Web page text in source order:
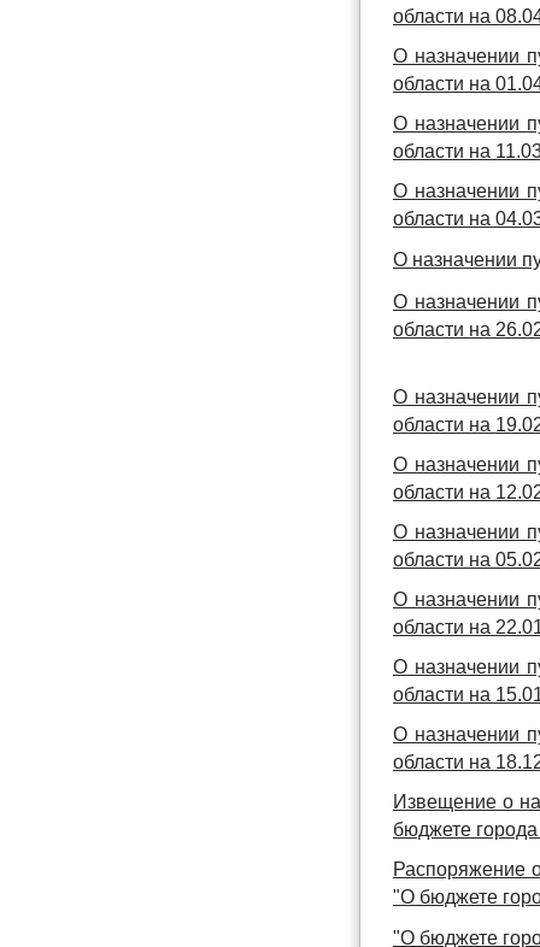
области на
О назначении
области на
О назначении
области на
О назначении
области на
О назначении
О назначении
области на
О назначении
области на
О назначении
области на
О назначении
области на
О назначении
области на
О назначении
области на
О назначении
области на
Извещение о
бюджете
Распоряжение
"О бюджете
"О бюджете